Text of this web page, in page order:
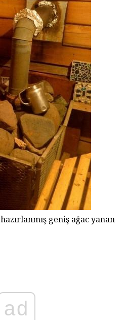
geniş ağac yanan
ad